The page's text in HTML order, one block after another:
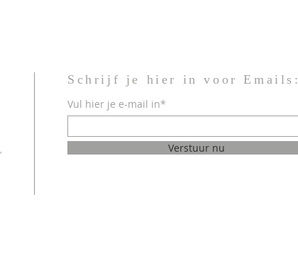
Schrijf je hier in voor Emails:
Vul hier je e-mail in*
Verstuur nu